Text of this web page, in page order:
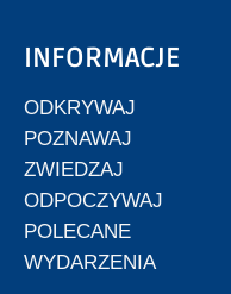
INFORMACJE
ODKRYWAJ
POZNAWAJ
ZWIEDZAJ
ODPOCZYWAJ
POLECANE
WYDARZENIA